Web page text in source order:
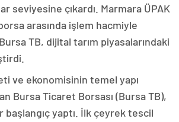
seviyesine çıkardı. Marmara ÜPAK
arasında işlem hacmiyle
TB, dijital tarım piyasalarındaki
ve ekonomisinin temel yapı
Bursa Ticaret Borsası (Bursa TB),
başlangıç yaptı. İlk çeyrek tescil